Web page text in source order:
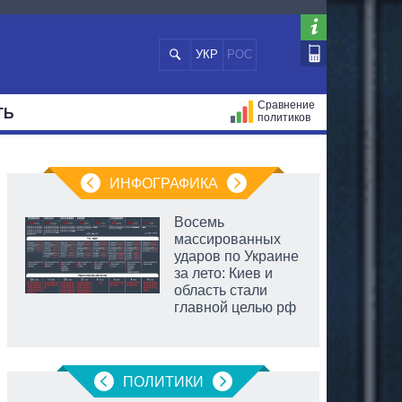
УКР РОС
Сравнение
политиков
ИНФОГРАФИКА
Восемь
массированных
ударов по Украине
за лето: Киев и
область стали
главной целью рф
ПОЛИТИКИ